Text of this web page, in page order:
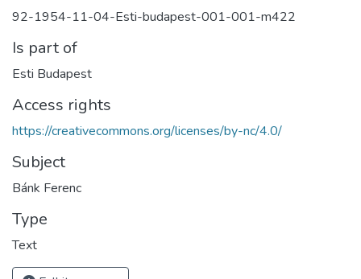
92-1954-11-04-Esti-budapest-001-001-m422
Is part of
Esti Budapest
Access rights
https://creativecommons.org/licenses/by-nc/4.0/
Subject
Bánk Ferenc
Type
Text